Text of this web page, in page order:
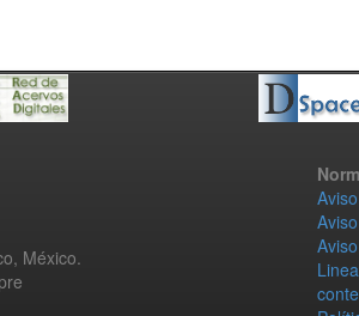
México.